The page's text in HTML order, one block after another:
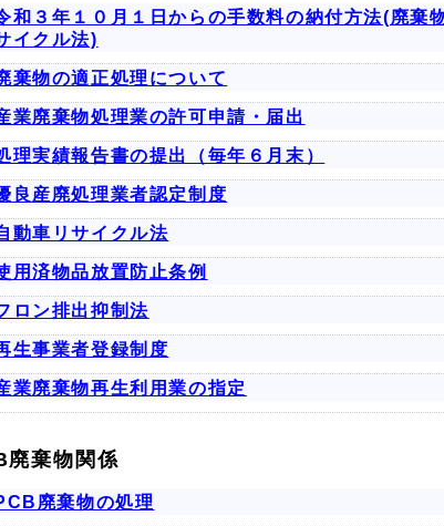
和３年１０月１日からの手数料の納付方法(廃棄
イクル法)
棄物の適正処理について
業廃棄物処理業の許可申請・届出
理実績報告書の提出（毎年６月末）
良産廃処理業者認定制度
動車リサイクル法
用済物品放置防止条例
ロン排出抑制法
生事業者登録制度
業廃棄物再生利用業の指定
廃棄物関係
廃棄物の処理